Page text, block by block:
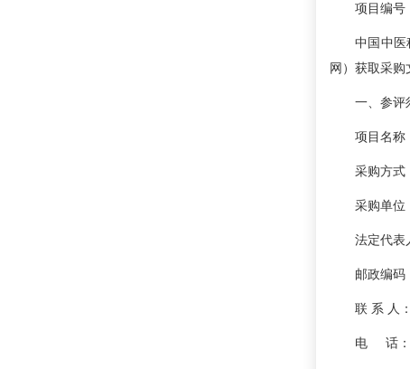
项目编号
中国中
网）获取采购
一、参评
项目名称
采购方式
采购单位
法定代表
邮政编码
联 系 人
电 话：